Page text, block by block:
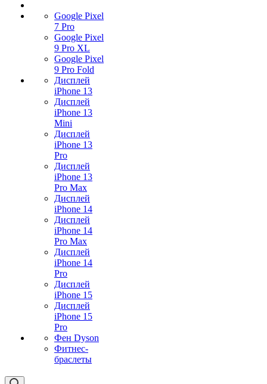
Google Pixel
7 Pro
Google Pixel
9 Pro XL
Google Pixel
9 Pro Fold
Дисплей
iPhone 13
Дисплей
iPhone 13
Mini
Дисплей
iPhone 13
Pro
Дисплей
iPhone 13
Pro Max
Дисплей
iPhone 14
Дисплей
iPhone 14
Pro Max
Дисплей
iPhone 14
Pro
Дисплей
iPhone 15
Дисплей
iPhone 15
Pro
Фен Dyson
Фитнес-
браслеты